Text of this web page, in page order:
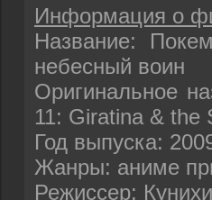
Информация о
Название:
небесный воин
Оригинальное
11: Giratina & the
Год выпуска:
Жанры: аниме
Режиссер: